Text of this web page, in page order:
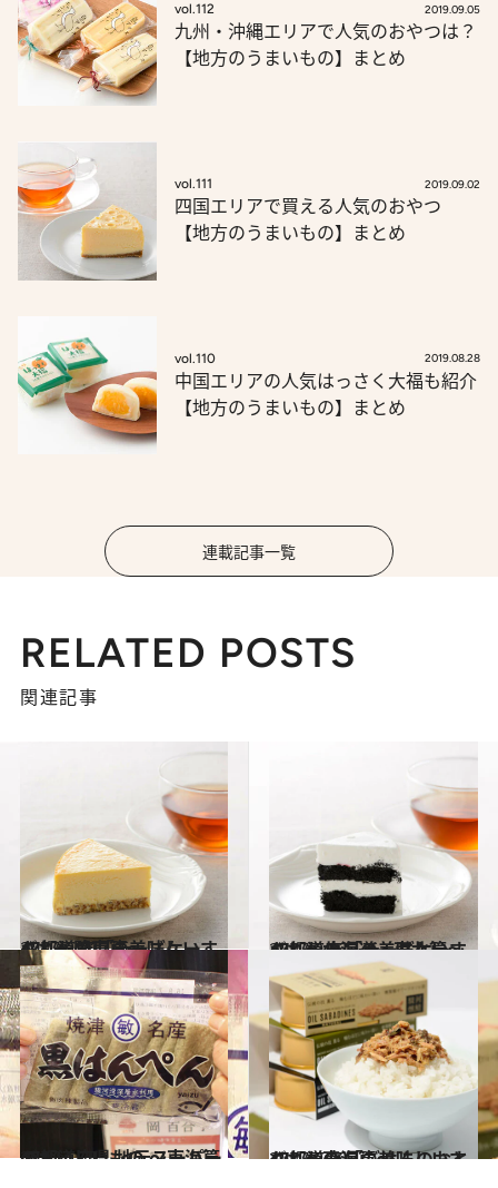
vol.112 2019.09.05
九州・沖縄エリアで人気のおやつは？
【地方のうまいもの】まとめ
vol.111 2019.09.02
四国エリアで買える人気のおやつ
【地方のうまいもの】まとめ
vol.110 2019.08.28
中国エリアの人気はっさく大福も紹介
【地方のうまいもの】まとめ
連載記事一覧
RELATED POSTS
関連記事
2017.9.21
47都道府県の美味しいすぐれもの 「チーズケーキ」～関東篇～
グルメ 2017.9.17
47都道府県の美味しいすぐれもの 「チーズケーキ」～北海道・東北篇～
グルメ
2017.1.25
47都道府県 地元スーパーのおいしいもの ～東海篇～
グルメ 2017.8.20
47都道府県の美味しいすぐれもの 「ごはんのおとも」～東海篇～
グルメ